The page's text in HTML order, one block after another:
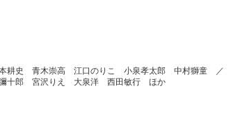
耕史 青木崇高 江口のりこ 小泉孝太郎 中村獅童 ／
十郎 宮沢りえ 大泉洋 西田敏行 ほか